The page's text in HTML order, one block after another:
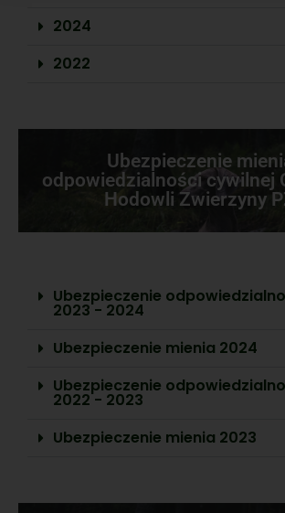
2024
2022
Ubezpieczenie
odpowiedzialności cywilnej
Hodowli Zwierzyny
Ubezpieczenie
2023 - 2024
Ubezpieczenie mienia 2024
Ubezpieczenie
2022 - 2023
Ubezpieczenie mienia 2023